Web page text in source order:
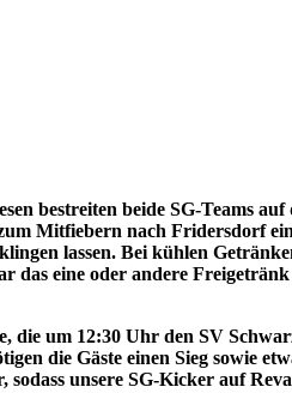
bestreiten beide SG-Teams
Mitfiebern nach Fridersdorf
lassen. Bei kühlen
das eine oder andere
die um 12:30 Uhr den SV
die Gäste einen Sieg sowie
unsere SG-Kicker auf